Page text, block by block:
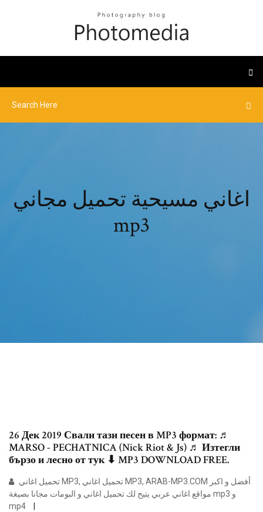
اغاني مسيحية تحميل مجاني
mp3
26 Дек 2019 Свали тази песен в MP3 формат: ♬
MARSO - PECHATNICA (Nick Riot & Js) ♬ Изтегли
бързо и лесно от тук ⬇ MP3 DOWNLOAD FREE.
مواقع اغاني عربي يتيح لك تحميل اغاني و البومات مجانا بصيغة mp3 و
mp4